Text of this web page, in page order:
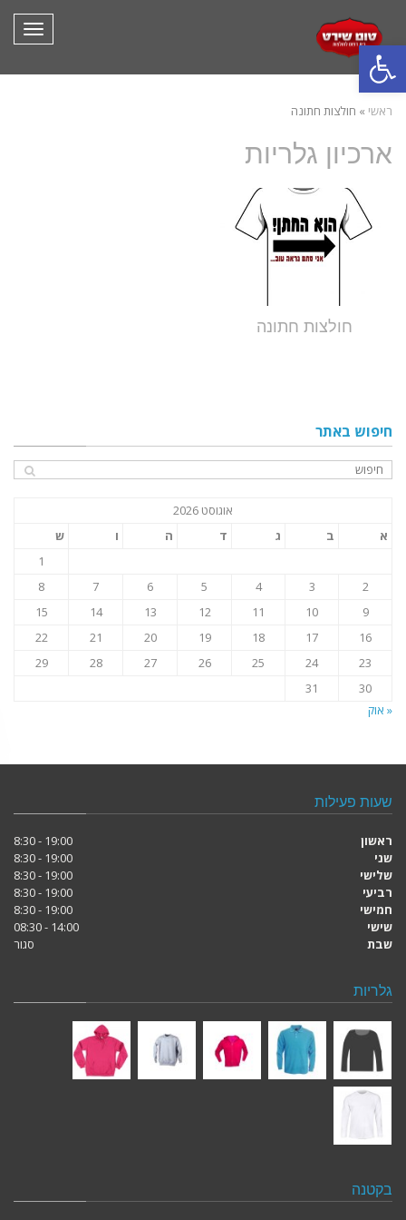
פתח סרגל נגישות
תפריט
ראשי » חולצות חתונה
ארכיון גלריות
חולצות חתונה
חיפוש באתר
אוגוסט 2026
א
ב ג ד ה ו
ש
1
2
3
4
5
6
7
8
9
10
11
12
13
14
15
16
17
18
19
20
21
22
23
24
25
26
27
28
29
30
31
« אוק
שעות פעילות
ראשון
19:00 - 8:30
שני
19:00 - 8:30
שלישי
19:00 - 8:30
רביעי
19:00 - 8:30
חמישי
19:00 - 8:30
שישי
14:00 - 08:30
שבת
סגור
גלריות
בקטנה